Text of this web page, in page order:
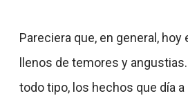
Pareciera que, en general, hoy
llenos de temores y
todo tipo, los hechos que día a